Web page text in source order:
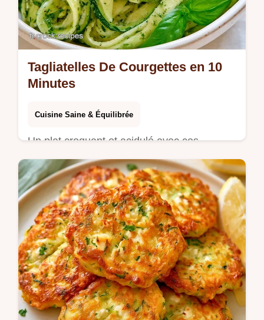
Tagliatelles De Courgettes en 10
Minutes
Cuisine Saine & Équilibrée
Un plat croquant et acidulé avec ces
Tagliatelles de courgettes en salade. Le rôle
des ingrédients est détaillé pour cette
recette salade de courgettes.